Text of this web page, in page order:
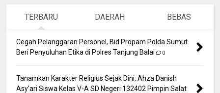
TERBARU DAERAH BEBAS
Cegah Pelanggaran Personel, Bid Propam Polda Sumut
Beri Penyuluhan Etika di Polres Tanjung Balai
0
Tanamkan Karakter Religius Sejak Dini, Ahza Danish
Asy'ari Siswa Kelas V-A SD Negeri 132402 Pimpin Salat